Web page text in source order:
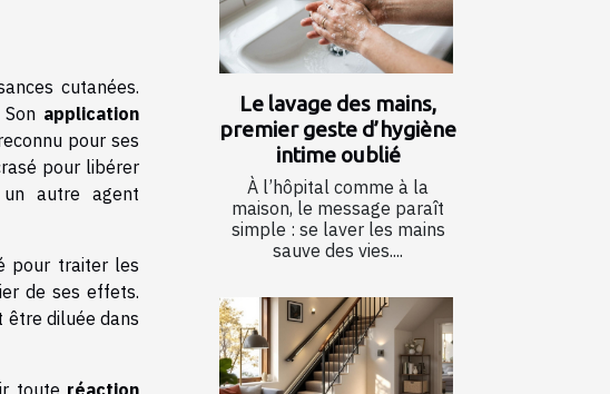
cutanées.
application
pour ses
pour libérer
autre agent
pour traiter les
de ses effets.
diluée dans
toute réaction
Le lavage des mains,
premier geste d’hygiène
intime oublié
À l’hôpital comme à la
maison, le message paraît
simple : se laver les mains
sauve des vies....